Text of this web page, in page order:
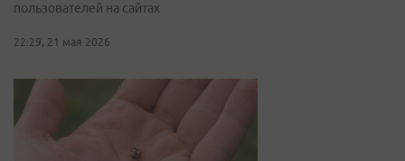
пользователей на сайтах
22:29, 21 мая 2026